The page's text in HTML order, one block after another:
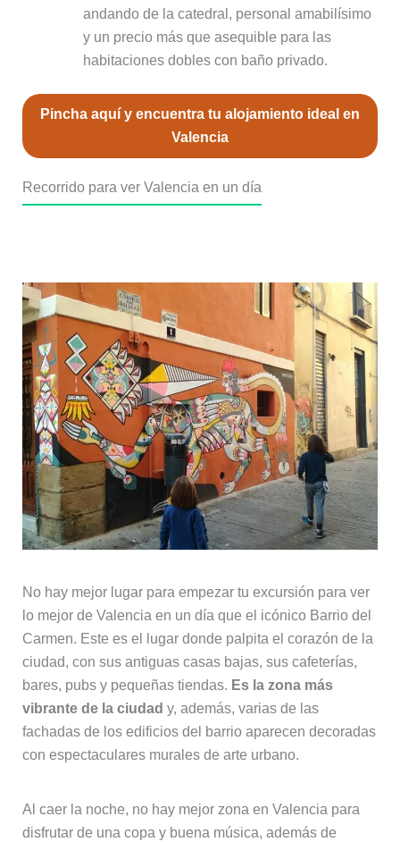
andando de la catedral, personal amabilísimo
y un precio más que asequible para las
habitaciones dobles con baño privado.
Pincha aquí y encuentra tu alojamiento ideal en
Valencia
Recorrido para ver Valencia en un día
No hay mejor lugar para empezar tu excursión para ver
lo mejor de Valencia en un día que el icónico Barrio del
Carmen. Este es el lugar donde palpita el corazón de la
ciudad, con sus antiguas casas bajas, sus cafeterías,
bares, pubs y pequeñas tiendas. Es la zona más
vibrante de la ciudad y, además, varias de las
fachadas de los edificios del barrio aparecen decoradas
con espectaculares murales de arte urbano.
Al caer la noche, no hay mejor zona en Valencia para
disfrutar de una copa y buena música, además de